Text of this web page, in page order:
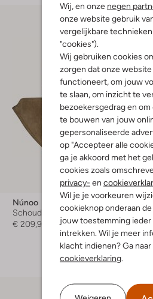
Wij, en onze negen
onze website gebruik
vergelijkbare
"cookies").
Wij gebruiken cookies
zorgen dat onze
functioneert, om jouw
te slaan, om inzicht te
bezoekersgedrag en
te bouwen van jouw
gepersonaliseerde
op "Accepteer alle
ga je akkoord met het
cookies zoals
privacy- en
Wil je je voorkeuren
cookieknop onderaan
jouw toestemming
intrekken. Wil je meer
klacht indienen? Ga
cookieverklaring
Núnoo
Schoudertas
€ 209,99